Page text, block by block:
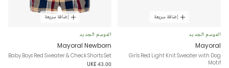
إضافة سريعة
الموسم الجديد
Mayoral
Girls Red Light Knit Sweater with Dog
Motif
إضافة سريعة
الموسم الجديد
Mayoral Newborn
Baby Boys Red Sweater & Check Shorts Set
UK£ 43.00